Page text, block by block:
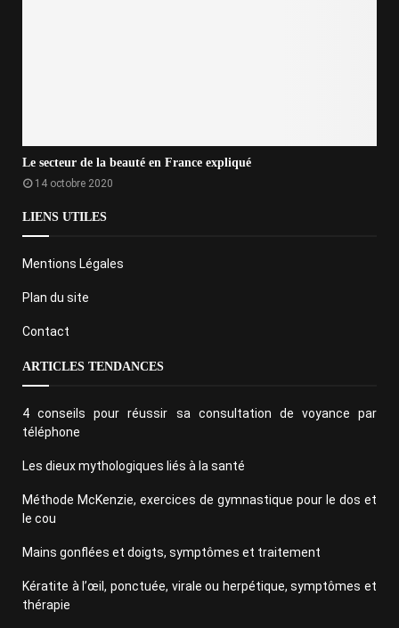
Le secteur de la beauté en France expliqué
14 octobre 2020
LIENS UTILES
Mentions Légales
Plan du site
Contact
ARTICLES TENDANCES
4 conseils pour réussir sa consultation de voyance par
téléphone
Les dieux mythologiques liés à la santé
Méthode McKenzie, exercices de gymnastique pour le dos et
le cou
Mains gonflées et doigts, symptômes et traitement
Kératite à l’œil, ponctuée, virale ou herpétique, symptômes et
thérapie